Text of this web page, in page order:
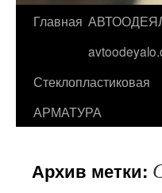
Перейти
содержимому
Главная
Стеклопластиковая
АРМАТУРА
Архив метки: